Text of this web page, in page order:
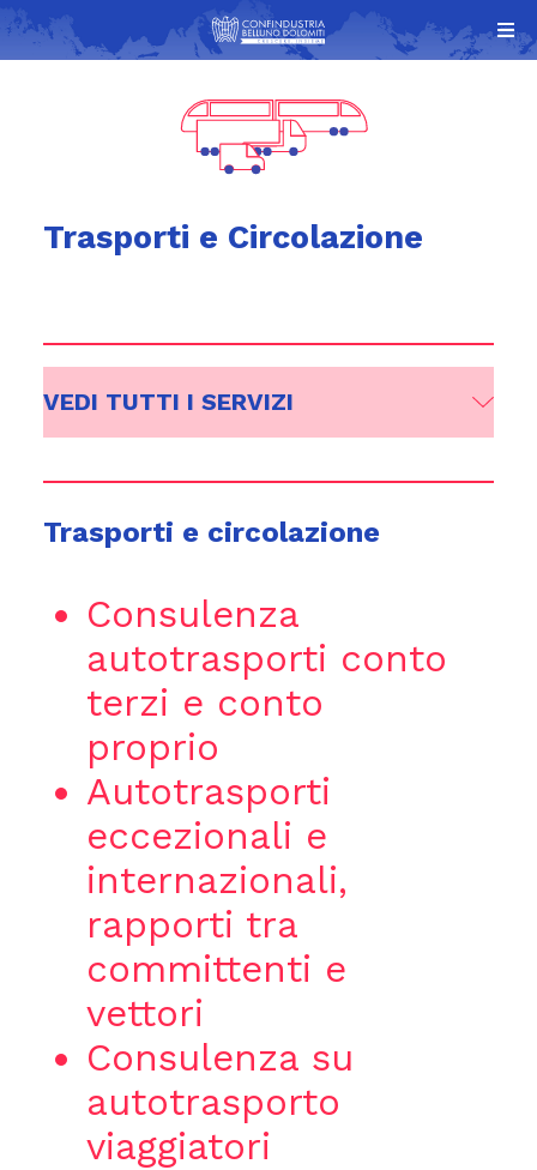
Trasporti e Circolazione
VEDI TUTTI I SERVIZI
Trasporti e circolazione
Consulenza
autotrasporti conto
terzi e conto
proprio
Autotrasporti
eccezionali e
internazionali,
rapporti tra
committenti e
vettori
Consulenza su
autotrasporto
viaggiatori